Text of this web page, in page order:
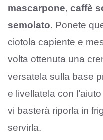
mascarpone, caffè
semolato. Ponete
ciotola capiente e
volta ottenuta una
versatela sulla base
e livellatela con
vi basterà riporla in
servirla.